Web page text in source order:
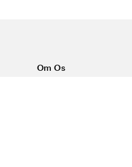
Om Os